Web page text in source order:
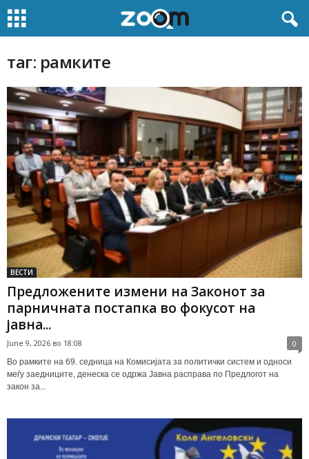
таг: рамките
ВЕСТИ
Предложените измени на Законот за
парничната постапка во фокусот на
јавна...
June 9, 2026 во 18:08 0
Во рамките на 69. седница на Комисијата за политички систем и односи
меѓу заедниците, денеска се одржа Јавна расправа по Предлогот на
закон за...